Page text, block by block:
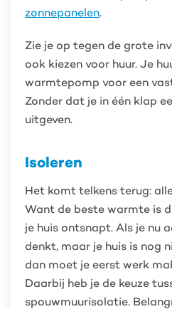
zonnepanelen.
Zie je op tegen de grote
ook kiezen voor huur. Je
warmtepomp voor een
Zonder dat je in één klap
uitgeven.
Isoleren
Het komt telkens terug:
Want de beste warmte is
je huis ontsnapt. Als je nu
denkt, maar je huis is nog
dan moet je eerst werk
Daarbij heb je de keuze
spouwmuurisolatie.